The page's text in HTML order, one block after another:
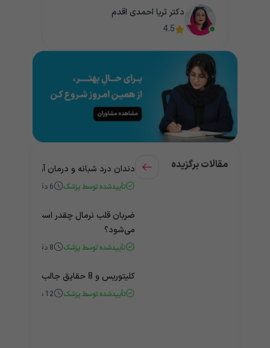
دکتر ثریا احمدی اقدم
4.5
مقالات برگزیده دندان درد شبانه و درمان آن +
تأییدشده توسط پزشک 6 دقیقه
ضربان قلب نرمال چقدر است؟ چه
می‌شود؟
تأییدشده توسط پزشک 8 دقیقه
کلیتوریس و 8 حقایق جالب و باورنکردنی درباره آن
تأییدشده توسط پزشک 12 دقیقه